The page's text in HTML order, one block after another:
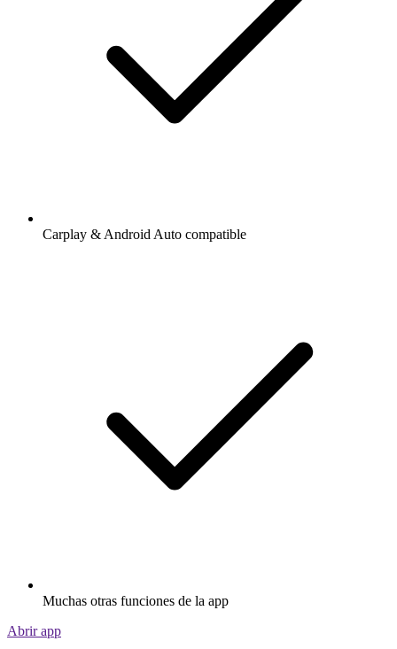
Carplay & Android Auto compatible
Muchas otras funciones de la app
Abrir app